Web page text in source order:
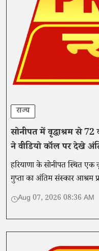
राज्य
सोनीपत में वृद्धाश्रम से 72
ने वीडियो कॉल पर देखे
हरियाणा के सोनीपत स्थित एक
गुप्ता का अंतिम संस्कार आश्रम
Aug 07, 2026 08:36 AM